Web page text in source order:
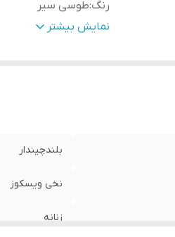
رنگ:طوسی سیر
طرح:ساده
نمایش بیشتر
بلندچیندار
نخی ویسکوز
زنانه